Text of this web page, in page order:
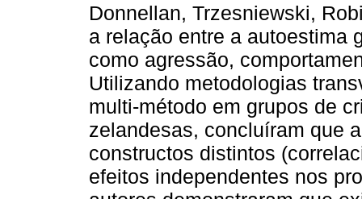
Donnellan, Trzesniewski,
a relação entre a autoestima
como agressão,
Utilizando metodologias
multi-método em grupos de
zelandesas, concluíram que
constructos distintos
efeitos independentes nos